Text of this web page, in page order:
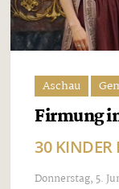
Aschau
Firmung
30 KINDER
Donnerstag, 5.